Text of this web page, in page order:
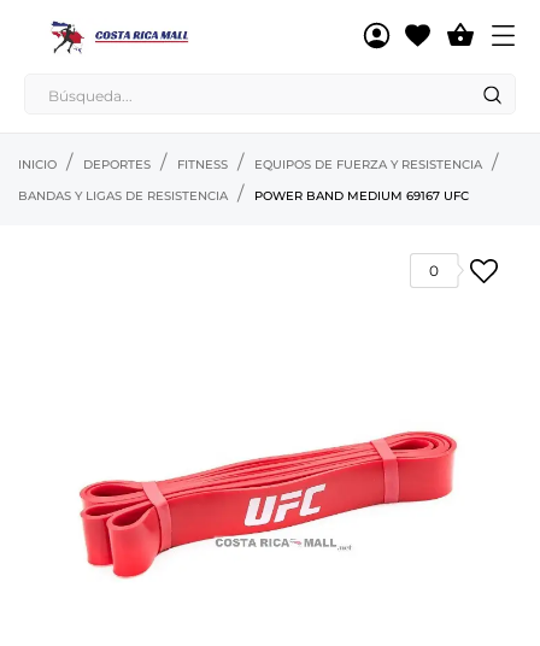

INICIO DEPORTES FITNESS
EQUIPOS DE FUERZA Y RESISTENCIA
BANDAS Y LIGAS DE RESISTENCIA
POWER BAND MEDIUM 69167 UFC
0